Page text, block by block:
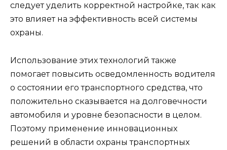
следует уделить корректной настройке, так как
это влияет на эффективность всей системы
охраны.
Использование этих технологий также
помогает повысить осведомленность водителя
о состоянии его транспортного средства, что
положительно сказывается на долговечности
автомобиля и уровне безопасности в целом.
Поэтому применение инновационных
решений в области охраны транспортных